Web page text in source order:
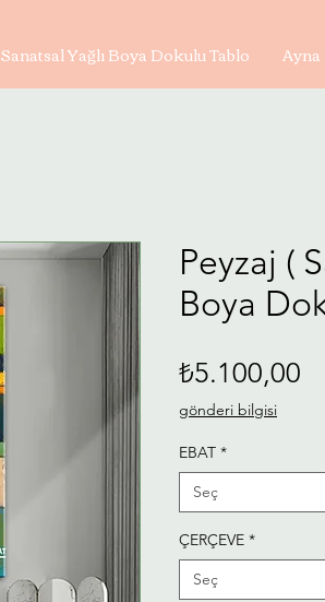
Sanatsal Yağlı Boya Dokulu Tablo Ayna
Peyzaj (
Boya
₺5.100,00
gönderi bilgisi
EBAT *
Seç
ÇERÇEVE *
Seç